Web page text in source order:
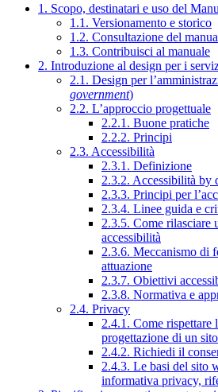
1. Scopo, destinatari e uso del
1.1. Versionamento e storico
1.2. Consultazione del
1.3. Contribuisci al manuale
2. Introduzione al design per i
2.1. Design per
government)
2.2. L’approccio progettuale
2.2.1. Buone pratiche
2.2.2. Principi
2.3. Accessibilità
2.3.1. Definizione
2.3.2. Accessibilità by
2.3.3. Principi per
2.3.4. Linee guida e
2.3.5. Come rilasciare
accessibilità
2.3.6. Meccanismo di
attuazione
2.3.7. Obiettivi
2.3.8. Normativa e
2.4. Privacy
2.4.1. Come rispettare
progettazione di un
2.4.2. Richiedi il
2.4.3. Le basi del sito
informativa privacy,